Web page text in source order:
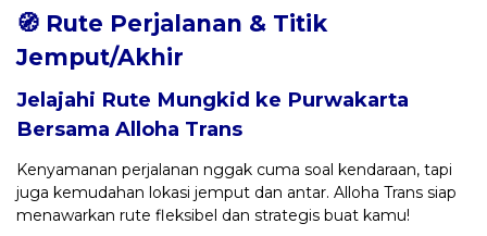
🧭 Rute Perjalanan & Titik
Jemput/Akhir
Jelajahi Rute Mungkid ke Purwakarta
Bersama Alloha Trans
Kenyamanan perjalanan nggak cuma soal kendaraan, tapi
juga kemudahan lokasi jemput dan antar. Alloha Trans siap
menawarkan rute fleksibel dan strategis buat kamu!